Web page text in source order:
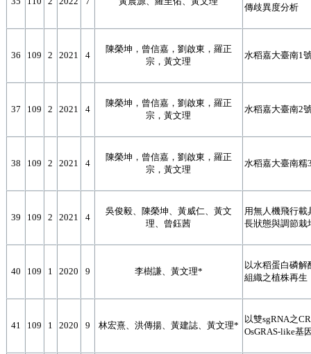
傳歧異度分析
36 109 2 2021 4
陳榮坤，曾信嘉，劉啟東，羅正
宗，黃文理
水稻嘉大臺南1
37 109 2 2021 4
陳榮坤，曾信嘉，劉啟東，羅正
宗，黃文理
水稻嘉大臺南2
38 109 2 2021 4
陳榮坤，曾信嘉，劉啟東，羅正
宗，黃文理
水稻嘉大臺南糯
39 109 2 2021 4
吳俊毅、陳榮坤、黃威仁、黃文
理、曾鈺茜
用無人機飛行載
長狀態與調節栽
40 109 1 2020 9 李樹謙、黃文理*
以水稻蛋白磷解
組織之植株再生
41 109 1 2020 9 林宏熹、洪傳揚、黃建誌、黃文理*
以雙sgRNA之
OsGRAS-like基